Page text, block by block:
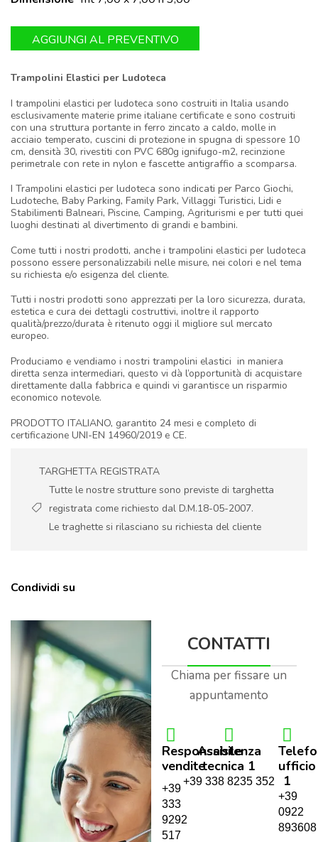
AGGIUNGI AL PREVENTIVO
Trampolini Elastici per Ludoteca
I trampolini elastici per ludoteca sono costruiti in Italia usando
esclusivamente materie prime italiane certificate e sono costruiti
con una struttura portante in ferro zincato a caldo, molle in
acciaio temperato, cuscini di protezione in spugna di spessore 10
cm, densità 30, rivestiti con PVC 680g ignifugo-m2, recinzione
perimetrale con rete in nylon e fascette antigraffio a scomparsa.
I Trampolini elastici per ludoteca sono indicati per Parco Giochi,
Ludoteche, Baby Parking, Family Park, Villaggi Turistici, Lidi e
Stabilimenti Balneari, Piscine, Camping, Agriturismi e per tutti quei
luoghi destinati al divertimento di grandi e bambini.
Come tutti i nostri prodotti, anche i trampolini elastici per ludoteca
possono essere personalizzabili nelle misure, nei colori e nel tema
su richiesta e/o esigenza del cliente.
Tutti i nostri prodotti sono apprezzati per la loro sicurezza, durata,
estetica e cura dei dettagli costruttivi, inoltre il rapporto
qualità/prezzo/durata è ritenuto oggi il migliore sul mercato
europeo.
Produciamo e vendiamo i nostri trampolini elastici in maniera
diretta senza intermediari, questo vi dà l’opportunità di acquistare
direttamente dalla fabbrica e quindi vi garantisce un risparmio
economico notevole.
PRODOTTO ITALIANO, garantito 24 mesi e completo di
certificazione UNI-EN 14960/2019 e CE.
TARGHETTA REGISTRATA
Tutte le nostre strutture sono previste di targhetta
registrata come richiesto dal D.M.18-05-2007.
Le traghette si rilasciano su richiesta del cliente
Condividi su
CONTATTI
Chiama per fissare un
appuntamento
Responsabile
vendite
+39
333
9292
517
Assistenza
tecnica 1
+39 338 8235 352
ufficio
1
+39
0922
893608